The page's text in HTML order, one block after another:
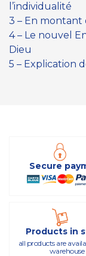
l’individualité
3 – En montant
4 – Le nouvel
Dieu
5 – Explication
Secure
Products in
all products are
warehouse